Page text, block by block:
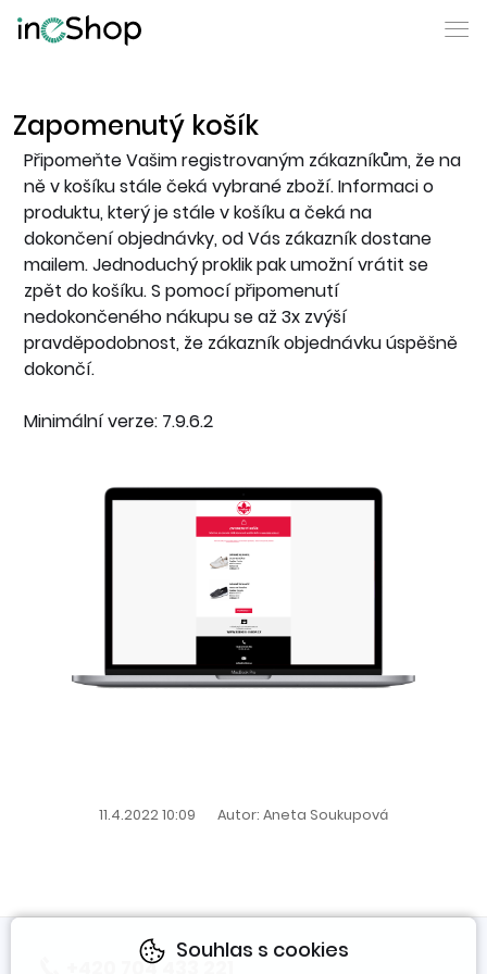
Zapomenutý košík
Připomeňte Vašim registrovaným zákazníkům, že na
ně v košíku stále čeká vybrané zboží. Informaci o
produktu, který je stále v košíku a čeká na
dokončení objednávky, od Vás zákazník dostane
mailem. Jednoduchý proklik pak umožní vrátit se
zpět do košíku. S pomocí připomenutí
nedokončeného nákupu se až 3x zvýší
pravděpodobnost, že zákazník objednávku úspěšně
dokončí.
Minimální verze: 7.9.6.2
11.4.2022 10:09 Autor: Aneta Soukupová
+420 704 433 221
Souhlas s cookies